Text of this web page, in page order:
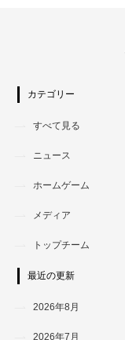
カテゴリー
すべて見る
ニュース
ホームゲーム
メディア
トップチーム
最近の更新
2026年8月
2026年7月